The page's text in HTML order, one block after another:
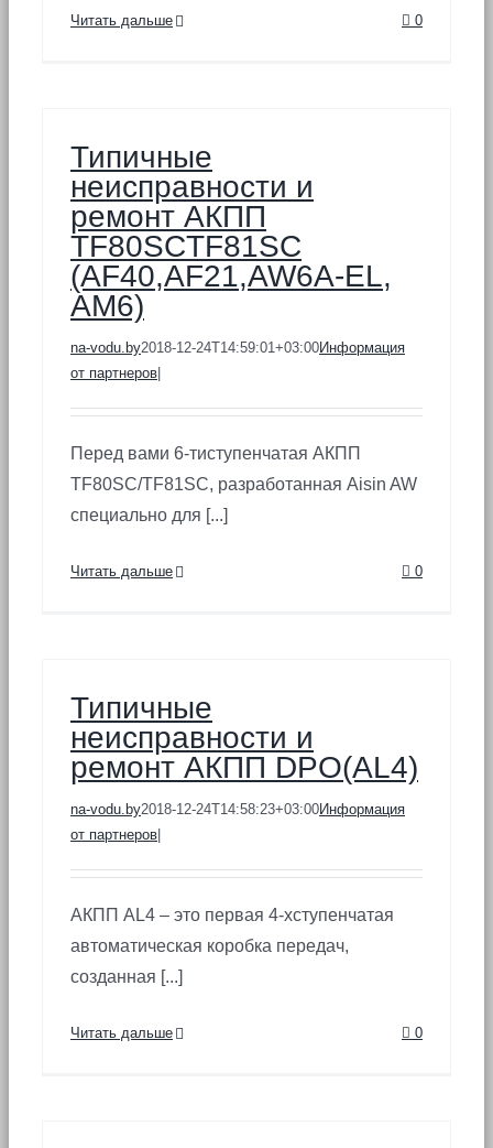
Читать дальше 0
Типичные
неисправности и
ремонт АКПП
TF80SCTF81SC
(AF40,AF21,AW6A-EL,
AM6)
na-vodu.by2018-12-24T14:59:01+03:00Информация
от партнеров
Перед вами 6-тиступенчатая АКПП
TF80SC/TF81SC, разработанная Aisin AW
специально для [...]
Читать дальше 0
Типичные
неисправности и
ремонт АКПП DPO(AL4)
na-vodu.by2018-12-24T14:58:23+03:00Информация
от партнеров
АКПП AL4 – это первая 4-хступенчатая
автоматическая коробка передач,
созданная [...]
Читать дальше 0